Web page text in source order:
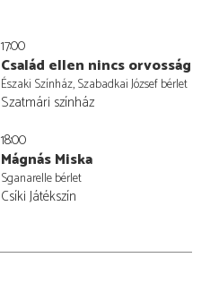
17:00
Család ellen nincs orvosság
Északi Színház, Szabadkai József bérlet
Szatmári színház
18:00
Mágnás Miska
Sganarelle bérlet
Csíki Játékszín